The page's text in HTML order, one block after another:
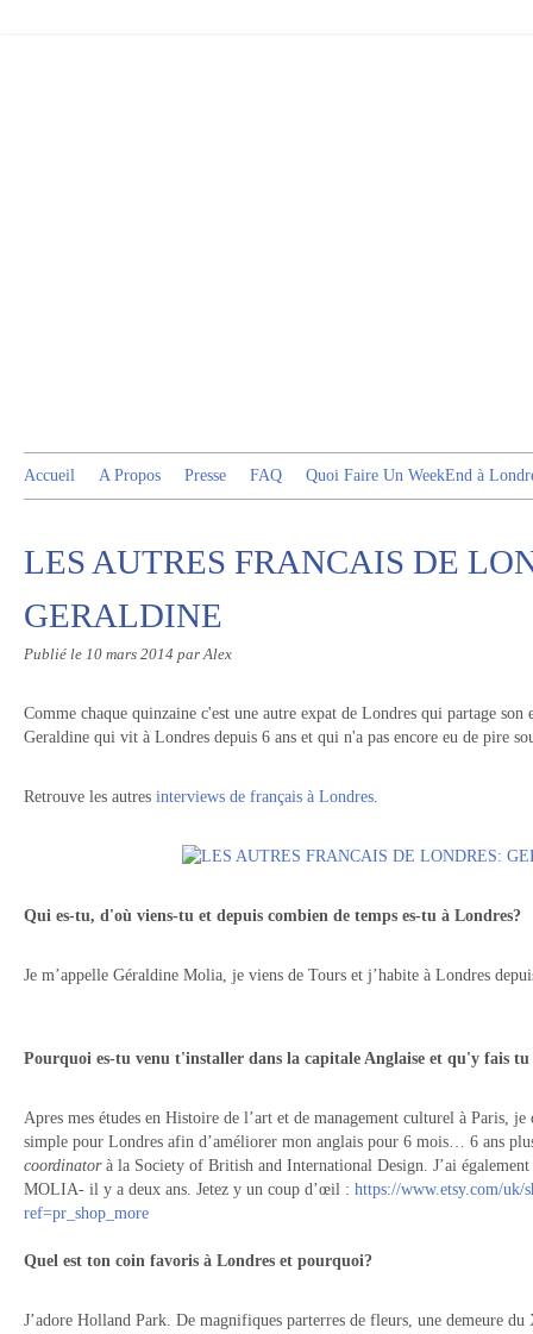
Accueil A Propos Presse FAQ Quoi Faire Un WeekEnd à
LES AUTRES FRANCAIS DE
GERALDINE
Publié le 10 mars 2014 par Alex
Comme chaque quinzaine c'est une autre expat de Londres qui partage son
Geraldine qui vit à Londres depuis 6 ans et qui n'a pas encore eu de pire
Retrouve les autres interviews de français à Londres.
Qui es-tu, d'où viens-tu et depuis combien de temps es-tu à Londres?
Je m’appelle Géraldine Molia, je viens de Tours et j’habite à Londres
Pourquoi es-tu venu t'installer dans la capitale Anglaise et qu'y fais
Apres mes études en Histoire de l’art et de management culturel à Paris,
simple pour Londres afin d’améliorer mon anglais pour 6 mois… 6 ans
coordinatorà la Society of British and International Design. J’ai
MOLIA- il y a deux ans. Jetez y un coup d’œil : https://www.etsy.com/uk/
ref=pr_shop_more
Quel est ton coin favoris à Londres et pourquoi?
J’adore Holland Park. De magnifiques parterres de fleurs, une demeure